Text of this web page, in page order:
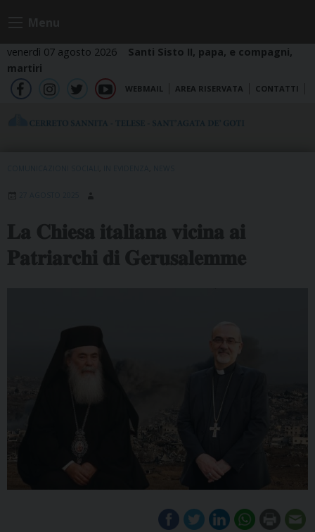
venerdì 07 agosto 2026
Santi Sisto II, papa, e compagni,
martiri
fb yt
WEBMAIL AREA RISERVATA CONTATTI